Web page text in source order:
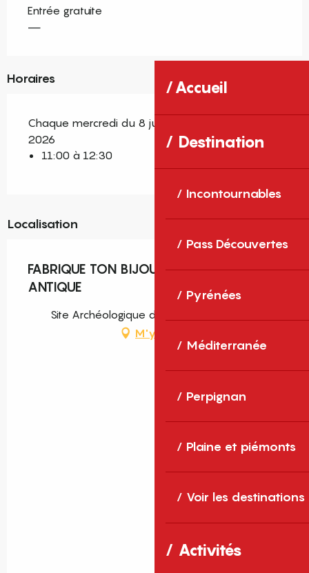
Accueil
Destination
Incontournables
Pass Découvertes
Pyrénées
Méditerranée
Perpignan
Plaine et piémonts
Voir les destinations
Activités
Entrée gratuite
—
Horaires
Chaque mercredi du 8 juillet 2026 au 26 août
2026
11:00 à 12:30
Localisation
FABRIQUE TON BIJOU À LA MODE
ANTIQUE
Site Archéologique de Ruscino, Perpignan
M'y rendre